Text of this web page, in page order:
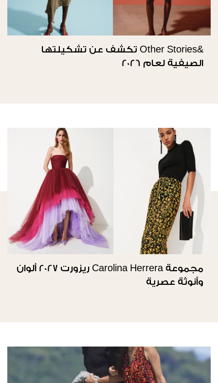
&Other Stories تكشف عن تشكيلتها
الصيفية لعام 2026
مجموعة Carolina Herrera ريزورت 2027 ألوان
وأنوثة عصرية